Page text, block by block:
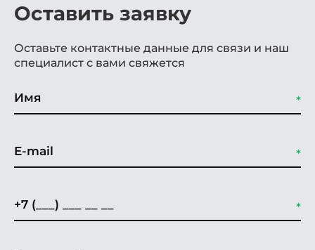
Оставить заявку
Оставьте контактные данные для связи и наш
специалист с вами свяжется